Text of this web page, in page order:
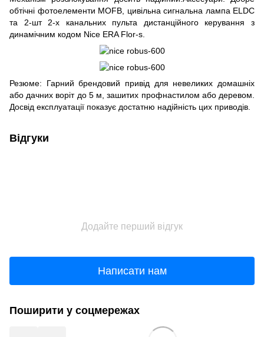
обтічні фотоелементи MOFB, цивільна сигнальна лампа ELDC
та 2-шт 2-х канальних пульта дистанційного керування з
динамічним кодом Nice ERA Flor-s.
Резюме: Гарний брендовий привід для невеликих домашніх
або дачних воріт до 5 м, зашитих профнастилом або деревом.
Досвід експлуатації показує достатню надійність цих приводів.
Відгуки
Додайте перший відгук
Написати нам
Поширити у соцмережах